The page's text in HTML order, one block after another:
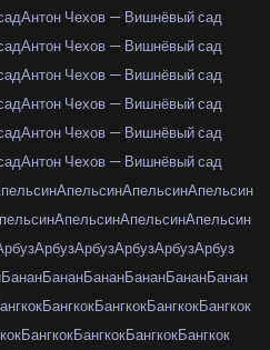
Антон Чехов — Вишнёвый сад
Антон Чехов — Вишнёвый сад
Антон Чехов — Вишнёвый сад
Антон Чехов — Вишнёвый сад
Антон Чехов — Вишнёвый сад
Антон Чехов — Вишнёвый сад
АпельсинАпельсинАпельсин
АпельсинАпельсинАпельсин
АрбузАрбузАрбузАрбузАрбуз
БананБананБананБананБананБанан
БангкокБангкокБангкокБангкок
БангкокБангкокБангкокБангкок